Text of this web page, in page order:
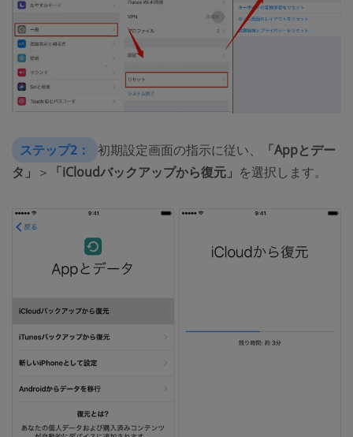
ステップ2： 初期設定画面の指示に従い、
「Appとデー
タ」 ＞ 「iCloudバックアップから復元」 を選択します。